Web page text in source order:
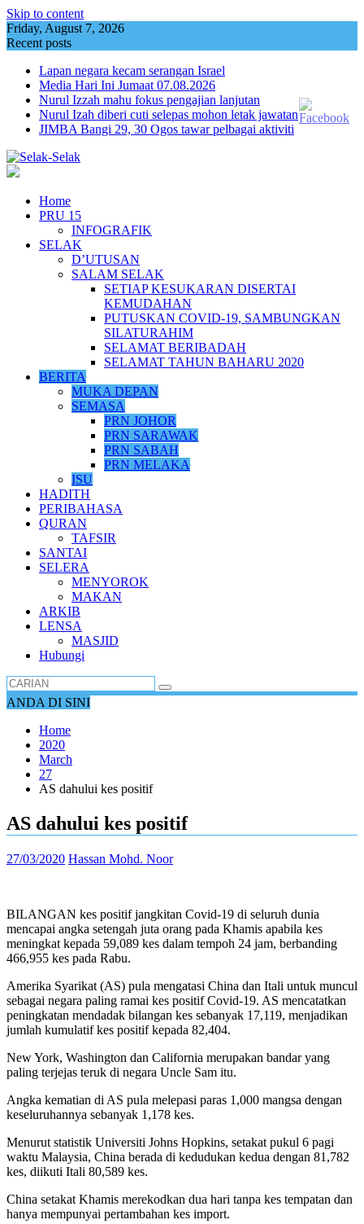
Skip to content
Friday, August 7, 2026
Recent posts
Lapan negara kecam serangan Israel
Media Hari Ini Jumaat 07.08.2026
Nurul Izzah mahu fokus pengajian lanjutan
Nurul Izah diberi cuti selepas mohon letak jawatan
JIMBA Bangi 29, 30 Ogos tawar pelbagai aktiviti
Home
PRU 15
INFOGRAFIK
SELAK
D’UTUSAN
SALAM SELAK
SETIAP KESUKARAN DISERTAI
KEMUDAHAN
PUTUSKAN COVID-19, SAMBUNGKAN
SILATURAHIM
SELAMAT BERIBADAH
SELAMAT TAHUN BAHARU 2020
BERITA
MUKA DEPAN
SEMASA
PRN JOHOR
PRN SARAWAK
PRN SABAH
PRN MELAKA
ISU
HADITH
PERIBAHASA
QURAN
TAFSIR
SANTAI
SELERA
MENYOROK
MAKAN
ARKIB
LENSA
MASJID
Hubungi
ANDA DI SINI
Home
2020
March
27
AS dahului kes positif
AS dahului kes positif
27/03/2020 Hassan Mohd. Noor
BILANGAN kes positif jangkitan Covid-19 di seluruh dunia
mencapai angka setengah juta orang pada Khamis apabila kes
meningkat kepada 59,089 kes dalam tempoh 24 jam, berbanding
466,955 kes pada Rabu.
Amerika Syarikat (AS) pula mengatasi China dan Itali untuk muncul
sebagai negara paling ramai kes positif Covid-19. AS mencatatkan
peningkatan mendadak bilangan kes sebanyak 17,119, menjadikan
jumlah kumulatif kes positif kepada 82,404.
New York, Washington dan California merupakan bandar yang
paling terjejas teruk di negara Uncle Sam itu.
Angka kematian di AS pula melepasi paras 1,000 mangsa dengan
keseluruhannya sebanyak 1,178 kes.
Menurut statistik Universiti Johns Hopkins, setakat pukul 6 pagi
waktu Malaysia, China berada di kedudukan kedua dengan 81,782
kes, diikuti Itali 80,589 kes.
China setakat Khamis merekodkan dua hari tanpa kes tempatan dan
hanya mempunyai pertambahan kes import.